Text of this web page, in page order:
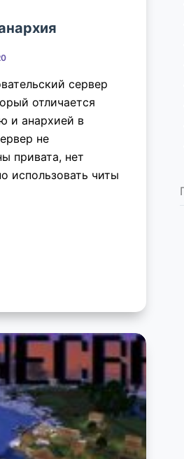
сервер
отличается
и анархией в
не
привата, нет
использовать читы